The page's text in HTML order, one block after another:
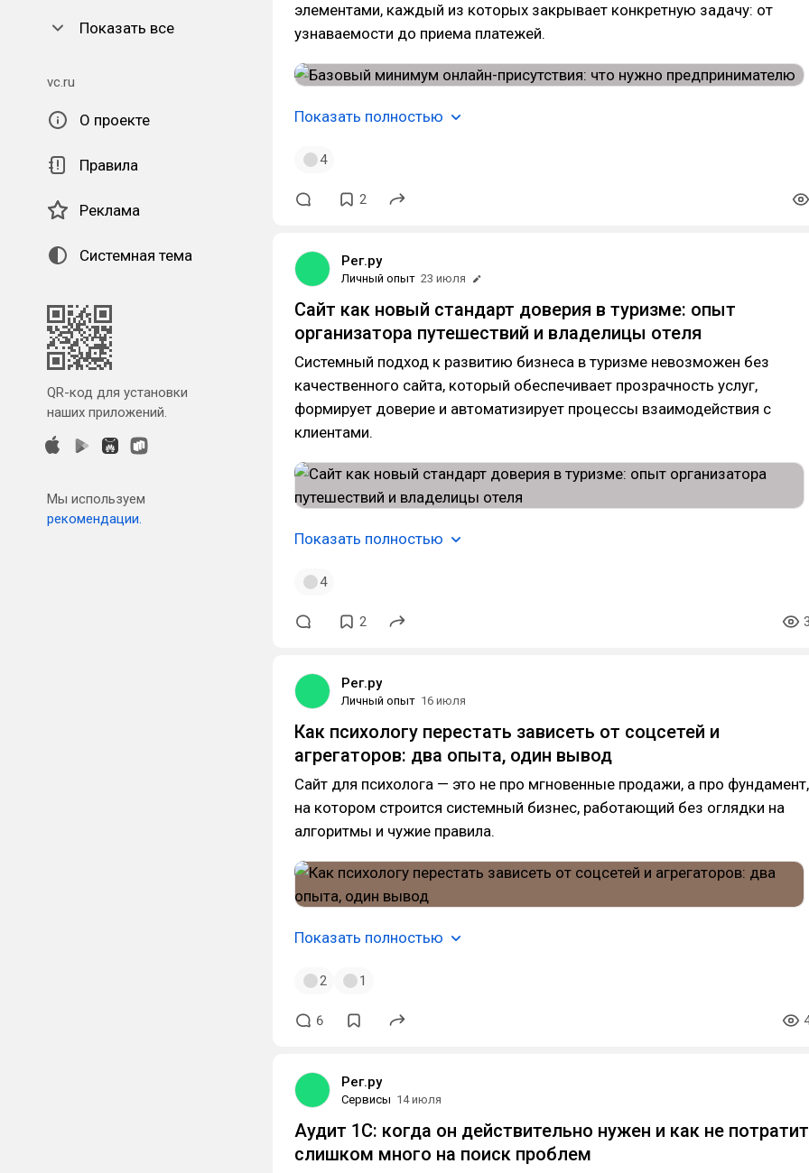
Показать все
vc.ru
О проекте
Правила
Реклама
Системная тема
QR-код для установки
наших приложений.
Мы используем
рекомендации.
элементами, каждый из которых закрывает конкретную задачу: от
узнаваемости до приема платежей.
Показать полностью
4
2
Рег.ру
Личный опыт 23 июля
Сайт как новый стандарт доверия в туризме: опыт
организатора путешествий и владелицы отеля
Системный подход к развитию бизнеса в туризме невозможен без
качественного сайта, который обеспечивает прозрачность услуг,
формирует доверие и автоматизирует процессы взаимодействия с
клиентами.
Показать полностью
4
2
Рег.ру
Личный опыт 16 июля
Как психологу перестать зависеть от соцсетей и
агрегаторов: два опыта, один вывод
Сайт для психолога — это не про мгновенные продажи, а про фундамент,
на котором строится системный бизнес, работающий без оглядки на
алгоритмы и чужие правила.
Показать полностью
2 1
6
Рег.ру
Сервисы 14 июля
Аудит 1С: когда он действительно нужен и как не
слишком много на поиск проблем